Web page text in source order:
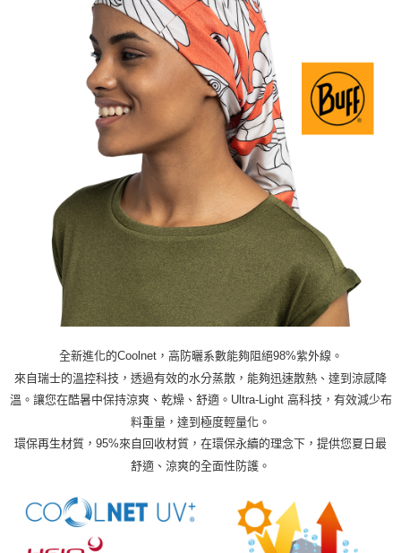
全新進化的Coolnet，高防曬系數能夠阻絕98%紫外線。
來自瑞士的溫控科技，透過有效的水分蒸散，能夠迅速散熱、達到涼感降
溫。讓您在酷暑中保持涼爽、乾燥、舒適。Ultra-Light 高科技，有效減少布
料重量，達到極度輕量化。
環保再生材質，95%來自回收材質，在環保永續的理念下，提供您夏日最
舒適、涼爽的全面性防護。